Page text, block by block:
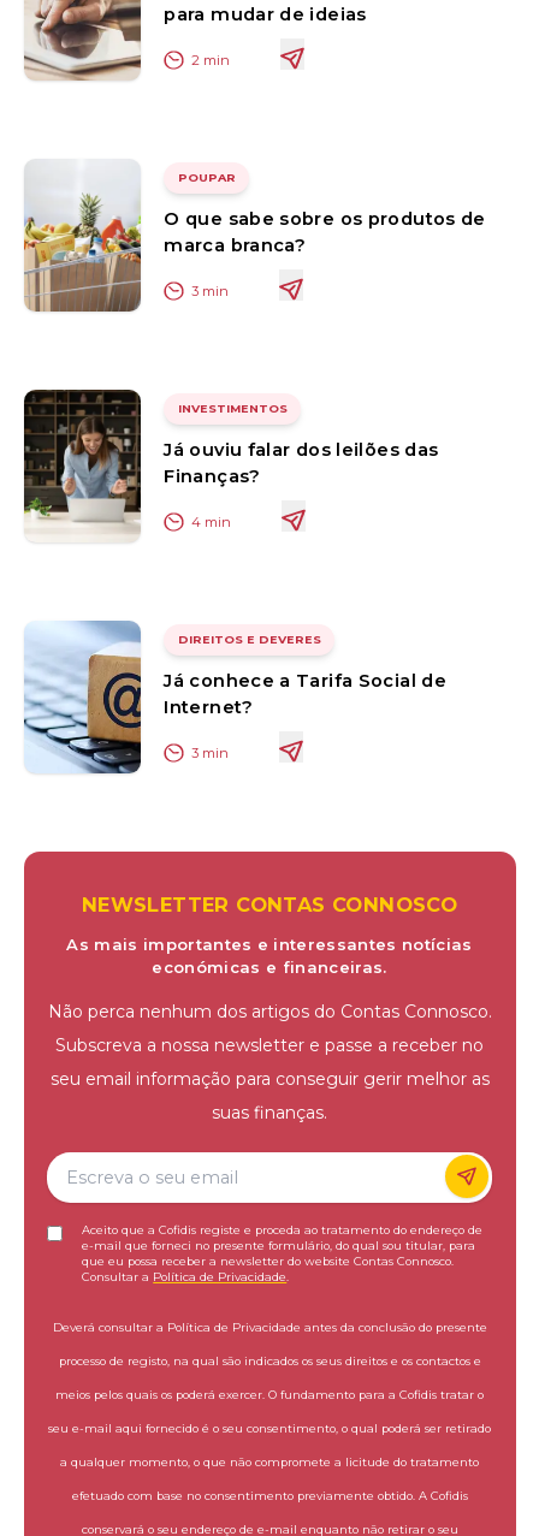
para mudar de ideias
2 min
POUPAR
O que sabe sobre os produtos de
marca branca?
3 min
INVESTIMENTOS
Já ouviu falar dos leilões das
Finanças?
4 min
DIREITOS E DEVERES
Já conhece a Tarifa Social de
Internet?
3 min
NEWSLETTER CONTAS CONNOSCO
As mais importantes e interessantes notícias
económicas e financeiras.
Não perca nenhum dos artigos do Contas Connosco.
Subscreva a nossa newsletter e passe a receber no
seu email informação para conseguir gerir melhor as
suas finanças.
Aceito que a Cofidis registe e proceda ao tratamento do endereço de
e-mail que forneci no presente formulário, do qual sou titular, para
que eu possa receber a newsletter do website Contas Connosco.
Consultar a Política de Privacidade
Deverá consultar a Política de Privacidade antes da conclusão do presente
processo de registo, na qual são indicados os seus direitos e os contactos e
meios pelos quais os poderá exercer. O fundamento para a Cofidis tratar o
seu e-mail aqui fornecido é o seu consentimento, o qual poderá ser retirado
a qualquer momento, o que não compromete a licitude do tratamento
efetuado com base no consentimento previamente obtido. A Cofidis
conservará o seu endereço de e-mail enquanto não retirar o seu